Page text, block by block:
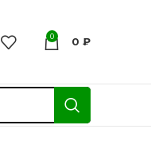
0 0 ₽